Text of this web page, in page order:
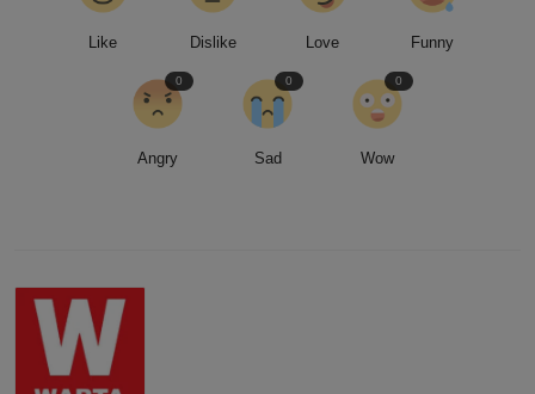
Like Dislike Love Funny
Angry
0
Sad
0
Wow
0